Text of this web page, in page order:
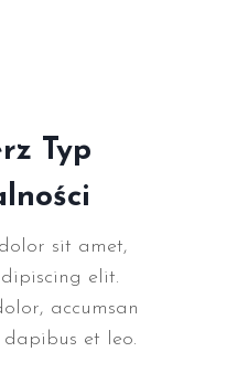
Typ
sit amet,
elit.
accumsan
et leo.